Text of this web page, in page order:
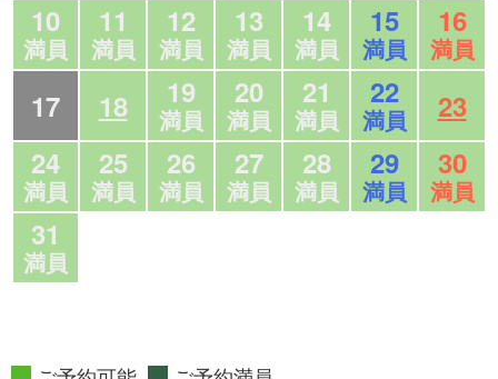
10
満員
11
満員
12
満員
13
満員
14
満員
15
満員
16
満員
17 18 19
満員
20
満員
21
満員
22
満員
23
24
満員
25
満員
26
満員
27
満員
28
満員
29
満員
30
満員
31
満員